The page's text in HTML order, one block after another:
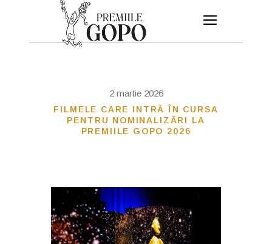
2 martie 2026
FILMELE CARE INTRĂ ÎN CURSA
PENTRU NOMINALIZĂRI LA
PREMIILE GOPO 2026